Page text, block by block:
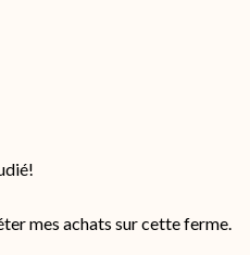
mes achats sur cette ferme.